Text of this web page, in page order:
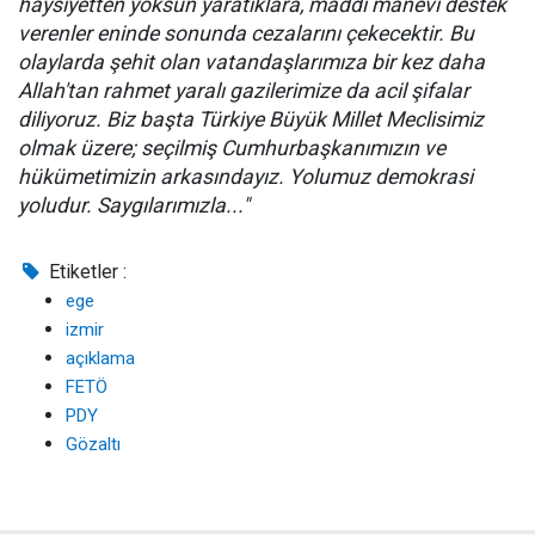
haysiyetten yoksun yaratıklara, maddi manevi destek
verenler eninde sonunda cezalarını çekecektir. Bu
olaylarda şehit olan vatandaşlarımıza bir kez daha
Allah'tan rahmet yaralı gazilerimize da acil şifalar
diliyoruz. Biz başta Türkiye Büyük Millet Meclisimiz
olmak üzere; seçilmiş Cumhurbaşkanımızın ve
hükümetimizin arkasındayız. Yolumuz demokrasi
yoludur. Saygılarımızla..."
Etiketler :
ege
izmir
açıklama
FETÖ
PDY
Gözaltı